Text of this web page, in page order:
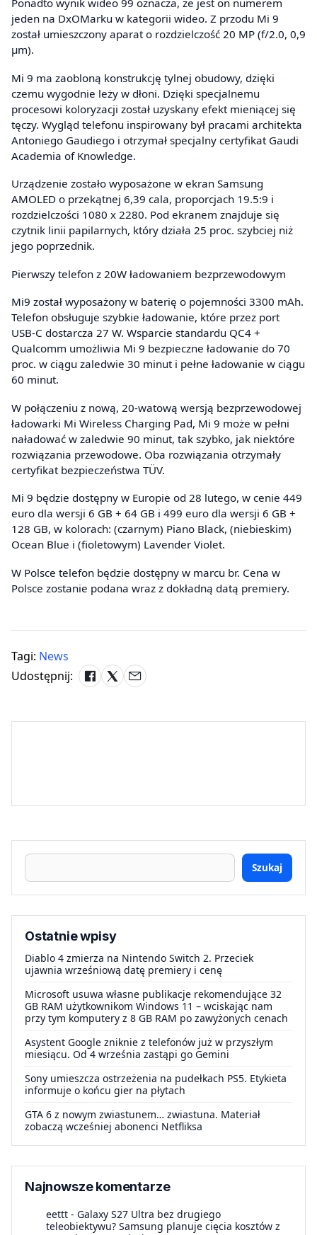
Ponadto wynik wideo 99 oznacza, że jest on numerem
jeden na DxOMarku w kategorii wideo. Z przodu Mi 9
został umieszczony aparat o rozdzielczość 20 MP (f/2.0, 0,9
µm).
Mi 9 ma zaobloną konstrukcję tylnej obudowy, dzięki
czemu wygodnie leży w dłoni. Dzięki specjalnemu
procesowi koloryzacji został uzyskany efekt mieniącej się
tęczy. Wygląd telefonu inspirowany był pracami architekta
Antoniego Gaudiego i otrzymał specjalny certyfikat Gaudi
Academia of Knowledge.
Urządzenie zostało wyposażone w ekran Samsung
AMOLED o przekątnej 6,39 cala, proporcjach 19.5:9 i
rozdzielczości 1080 x 2280. Pod ekranem znajduje się
czytnik linii papilarnych, który działa 25 proc. szybciej niż
jego poprzednik.
Pierwszy telefon z 20W ładowaniem bezprzewodowym
Mi9 został wyposażony w baterię o pojemności 3300 mAh.
Telefon obsługuje szybkie ładowanie, które przez port
USB-C dostarcza 27 W. Wsparcie standardu QC4 +
Qualcomm umożliwia Mi 9 bezpieczne ładowanie do 70
proc. w ciągu zaledwie 30 minut i pełne ładowanie w ciągu
60 minut.
W połączeniu z nową, 20-watową wersją bezprzewodowej
ładowarki Mi Wireless Charging Pad, Mi 9 może w pełni
naładować w zaledwie 90 minut, tak szybko, jak niektóre
rozwiązania przewodowe. Oba rozwiązania otrzymały
certyfikat bezpieczeństwa TÜV.
Mi 9 będzie dostępny w Europie od 28 lutego, w cenie 449
euro dla wersji 6 GB + 64 GB i 499 euro dla wersji 6 GB +
128 GB, w kolorach: (czarnym) Piano Black, (niebieskim)
Ocean Blue i (fioletowym) Lavender Violet.
W Polsce telefon będzie dostępny w marcu br. Cena w
Polsce zostanie podana wraz z dokładną datą premiery.
Tagi: News
Udostępnij:
Szukaj
Ostatnie wpisy
Diablo 4 zmierza na Nintendo Switch 2. Przeciek
ujawnia wrześniową datę premiery i cenę
Microsoft usuwa własne publikacje rekomendujące 32
GB RAM użytkownikom Windows 11 – wciskając nam
przy tym komputery z 8 GB RAM po zawyżonych cenach
Asystent Google zniknie z telefonów już w przyszłym
miesiącu. Od 4 września zastąpi go Gemini
Sony umieszcza ostrzeżenia na pudełkach PS5. Etykieta
informuje o końcu gier na płytach
GTA 6 z nowym zwiastunem… zwiastuna. Materiał
zobaczą wcześniej abonenci Netfliksa
Najnowsze komentarze
eettt - Galaxy S27 Ultra bez drugiego
teleobiektywu? Samsung planuje cięcia kosztów z